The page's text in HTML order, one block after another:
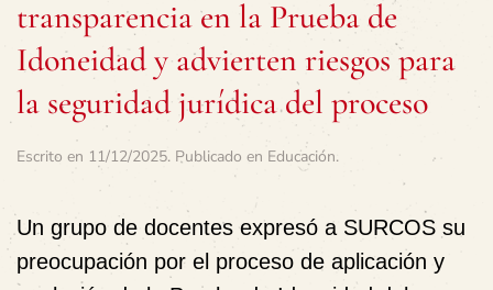
transparencia en la Prueba de
Idoneidad y advierten riesgos para
la seguridad jurídica del proceso
Escrito en 11/12/2025. Publicado en Educación.
Un grupo de docentes expresó a SURCOS su
preocupación por el proceso de aplicación y